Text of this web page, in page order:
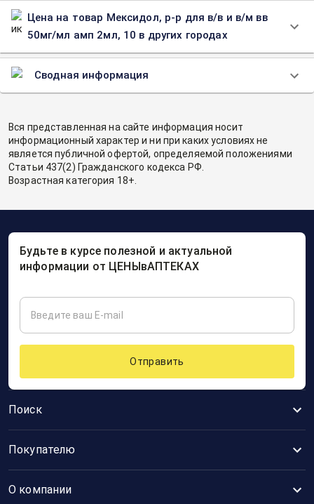
Цена на товар Мексидол, р-р для в/в и в/м вв
50мг/мл амп 2мл, 10 в других городах
Сводная информация
Вся представленная на сайте информация носит
информационный характер и ни при каких условиях не
является публичной офертой, определяемой положениями
Статьи 437(2) Гражданского кодекса РФ.
Возрастная категория 18+.
Поиск
Покупателю
О компании
Будьте в курсе полезной и актуальной
информации от ЦЕНЫвАПТЕКАХ
Отправить